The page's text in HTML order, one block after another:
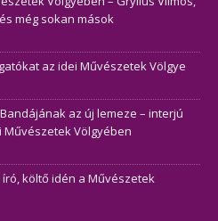
még sokan mások
az idei Művészetek Völgye
az új lemeze – interjú
Művészetek Völgyében
költő idén a Művészetek